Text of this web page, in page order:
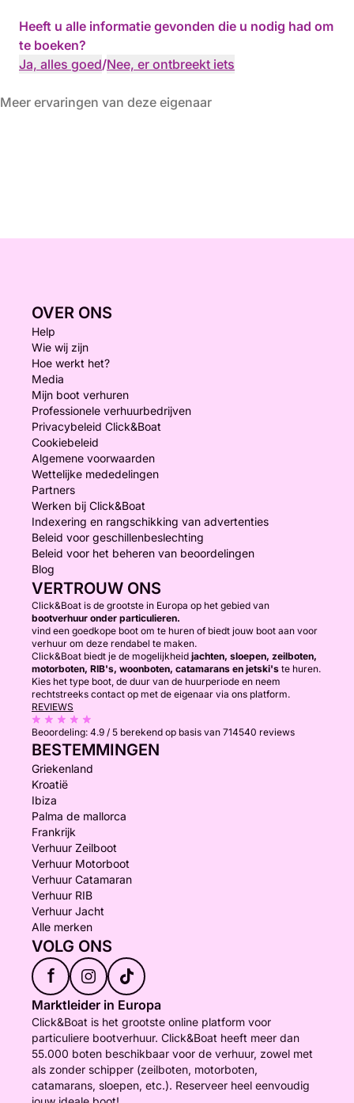
Heeft u alle informatie gevonden die u nodig had om
te boeken?
Ja, alles goed/Nee, er ontbreekt iets
Meer ervaringen van deze eigenaar
OVER ONS
Help
Wie wij zijn
Hoe werkt het?
Media
Mijn boot verhuren
Professionele verhuurbedrijven
Privacybeleid Click&Boat
Cookiebeleid
Algemene voorwaarden
Wettelijke mededelingen
Partners
Werken bij Click&Boat
Indexering en rangschikking van advertenties
Beleid voor geschillenbeslechting
Beleid voor het beheren van beoordelingen
Blog
VERTROUW ONS
Click&Boat is de grootste in Europa op het gebied van
bootverhuur onder particulieren.
vind een goedkope boot om te huren of biedt jouw boot aan voor
verhuur om deze rendabel te maken.
Click&Boat biedt je de mogelijkheid jachten, sloepen, zeilboten,
motorboten, RIB's, woonboten, catamarans en jetski's te huren.
Kies het type boot, de duur van de huurperiode en neem
rechtstreeks contact op met de eigenaar via ons platform.
REVIEWS
Beoordeling: 4.9 / 5 berekend op basis van 714540 reviews
BESTEMMINGEN
Griekenland
Kroatië
Ibiza
Palma de mallorca
Frankrijk
Verhuur Zeilboot
Verhuur Motorboot
Verhuur Catamaran
Verhuur RIB
Verhuur Jacht
Alle merken
VOLG ONS
f
Marktleider in Europa
Click&Boat is het grootste online platform voor
particuliere bootverhuur. Click&Boat heeft meer dan
55.000 boten beschikbaar voor de verhuur, zowel met
als zonder schipper (zeilboten, motorboten,
catamarans, sloepen, etc.). Reserveer heel eenvoudig